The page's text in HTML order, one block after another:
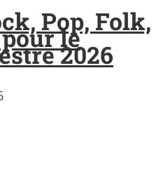
Pop, Folk,
le
2026